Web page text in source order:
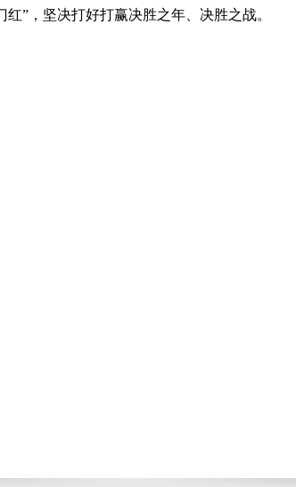
”，坚决打好打赢决胜之年、决胜之战。